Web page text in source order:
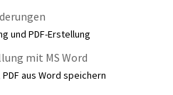
und PDF-Erstellung
mit MS Word
aus Word speichern